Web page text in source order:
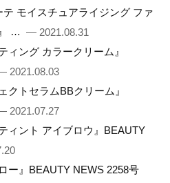
テ モイスチュアライジング ファ
… — 2021.08.31
ィング カラークリーム』
2021.08.03
クトセラムBBクリーム』
2021.07.27
ィント アイブロウ』BEAUTY
ー』BEAUTY NEWS 2258号